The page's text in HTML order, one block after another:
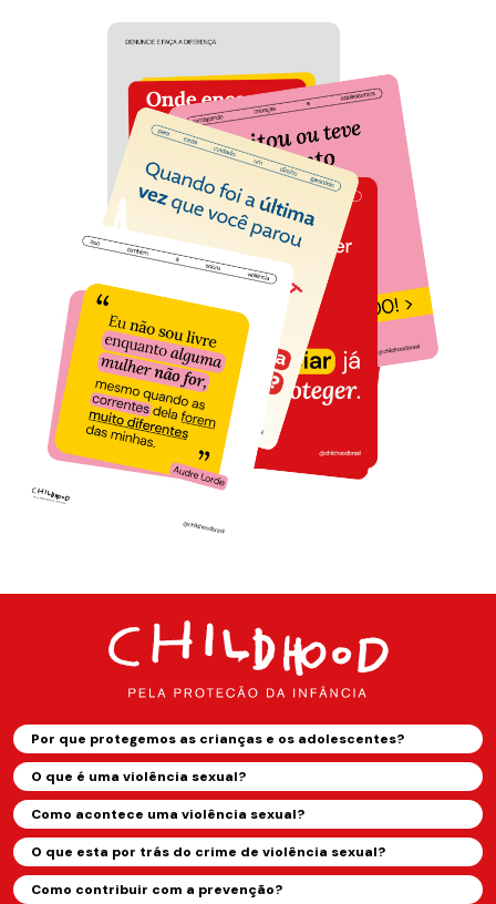
Por que protegemos as crianças e os adolescentes?
O que é uma violência sexual?
Como acontece uma violência sexual?
O que esta por trás do crime de violência sexual?
Como contribuir com a prevenção?